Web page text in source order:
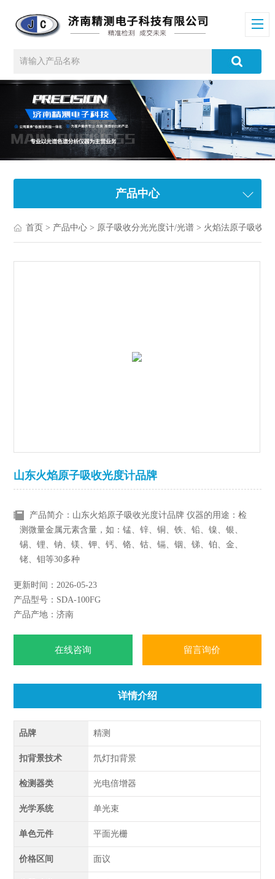
产品中心
首页 > 产品中心 > 原子吸收分光光度计/光谱 > 火焰法原子吸收分光光度计
山东火焰原子吸收光度计品牌
产品简介：山东火焰原子吸收光度计品牌 仪器的用途：检
测微量金属元素含量，如：锰、锌、铜、铁、铅、镍、银、
锡、锂、钠、镁、钾、钙、铬、钴、镉、铟、锑、铂、金、
铑、钼等30多种
更新时间：2026-05-23
产品型号：SDA-100FG
产品产地：济南
在线咨询 留言询价
详情介绍
品牌 精测
扣背景技术 氘灯扣背景
检测器类 光电倍增器
光学系统 单光束
单色元件 平面光栅
价格区间 面议